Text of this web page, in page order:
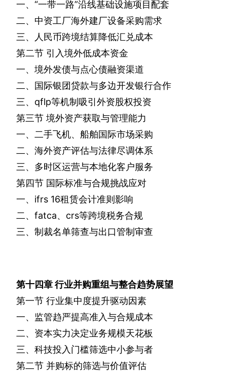
一、“一带一路”沿线基础设施项目配套
二、中资工厂海外建厂设备采购需求
三、人民币跨境结算降低汇兑成本
第二节 引入境外低成本资金
一、境外发债与点心债融资渠道
二、国际银团贷款与多边开发银行合作
三、 qflp等机制吸引外资股权投资
第三节 境外资产获取与管理能力
一、二手飞机、船舶国际市场采购
二、海外资产评估与法律尽调体系
三、多时区运营与本地化客户服务
第四节 国际标准与合规挑战应对
一、 ifrs 16租赁会计准则影响
二、 fatca、 crs等跨境税务合规
三、制裁名单筛查与出口管制审查
第十四章行业并购重组与整合趋势展望
第一节 行业集中度提升驱动因素
一、监管趋严提高准入与合规成本
二、资本实力决定业务规模天花板
三、科技投入门槛筛选中小参与者
第二节 并购标的筛选与价值评估